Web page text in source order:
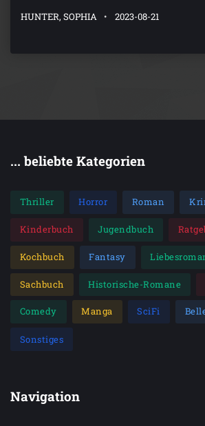
HUNTER, SOPHIA 2023-08-21
... beliebte Kategorien
Thriller Horror Roman
Kinderbuch Jugendbuch
Kochbuch Fantasy
Sachbuch Historische-Romane
Comedy Manga SciFi
Sonstiges
Navigation